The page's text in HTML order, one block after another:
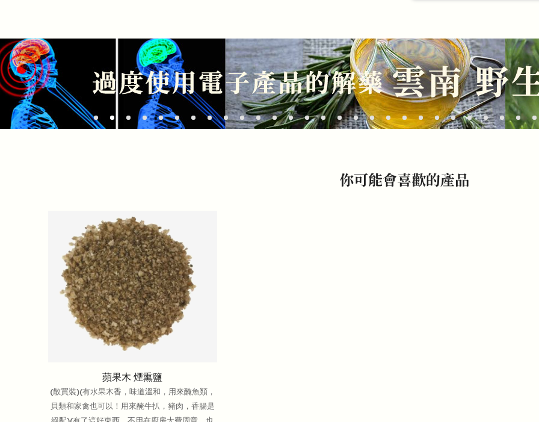
你可能會喜歡的產品
蘋果木 煙熏鹽
(散買裝)(有水果木香，味道溫和，用來醃魚類，
貝類和家禽也可以！用來醃牛扒，豬肉，香腸是